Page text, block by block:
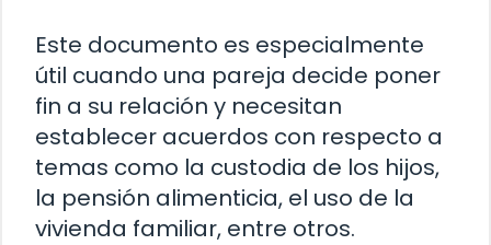
Este documento es especialmente
útil cuando una pareja decide poner
fin a su relación y necesitan
establecer acuerdos con respecto a
temas como la custodia de los hijos,
la pensión alimenticia, el uso de la
vivienda familiar, entre otros.